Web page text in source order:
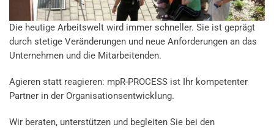
Die heutige Arbeitswelt wird immer schneller. Sie ist geprägt
durch stetige Veränderungen und neue Anforderungen an das
Unternehmen und die Mitarbeitenden.
Agieren statt reagieren: mpR-PROCESS ist Ihr kompetenter
Partner in der Organisationsentwicklung.
Wir beraten, unterstützen und begleiten Sie bei den